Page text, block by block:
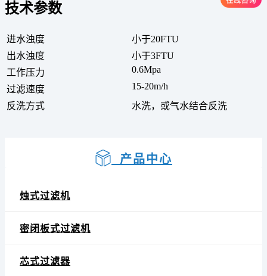
技术参数
进水浊度
小于20FTU
出水浊度
小于3FTU
工作压力
0.6Mpa
过滤速度
15-20m/h
反洗方式
水洗，或气水结合反洗
产品中心
烛式过滤机
密闭板式过滤机
芯式过滤器